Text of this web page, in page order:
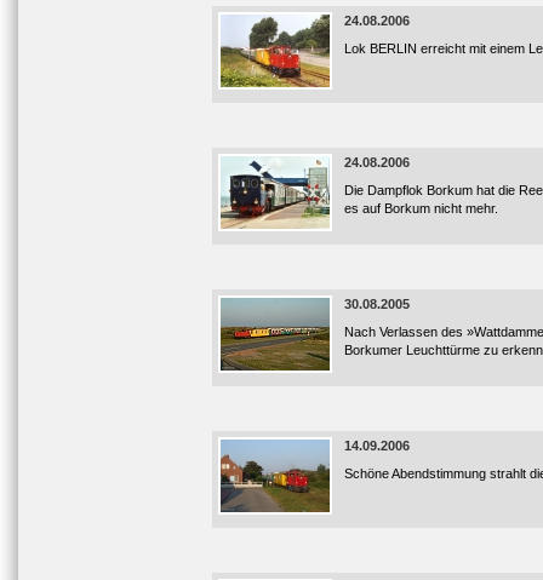
24.08.2006
Lok BERLIN erreicht mit einem
24.08.2006
Die Dampflok Borkum hat die
es auf Borkum nicht mehr.
30.08.2005
Nach Verlassen des
Borkumer Leuchttürme zu
14.09.2006
Schöne Abendstimmung strahlt